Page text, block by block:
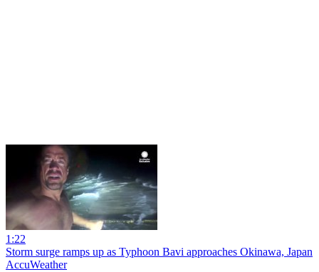
1:22
Storm surge ramps up as Typhoon Bavi approaches Okinawa, Japan
AccuWeather